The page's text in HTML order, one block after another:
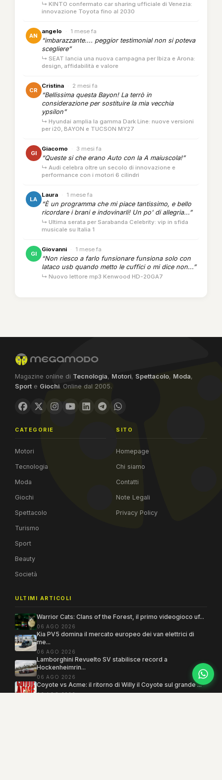
↳ KINTO confermato car sharing ufficiale di Venezia:
innovazione Toyota fino al 2030
AN
angelo · 1 mese fa
“imbarazzante.... peggior testimonial non si poteva
scegliere”
↳ SEAT lancia una nuova campagna per Ibiza e Arona:
design, affidabilità e valore
CR
Cristina · 2 mesi fa
“Bellissima questa Bayon! La terrò in
considerazione per sostituire la mia vecchia
ypsilon”
↳ Hyundai amplia la gamma Dark Line: nuove versioni
per i20, BAYON e TUCSON MY27
GI
Giacomo · 3 mesi fa
“Queste si che erano Auto con la A maiuscola!”
↳ Audi celebra oltre un secolo di innovazione e
performance con i motori 6 cilindri
LA
Laura · 1 mese fa
“È un programma che mi piace tantissimo, e bello
ricordare i brani e indovinarli! Un po' di allegria...”
↳ Ultima serata per Sarabanda Celebrity: vip in sfida
musicale su Italia 1
GI
Giovanni · 1 mese fa
“Non riesco a farlo funsionare funsiona solo con
lataco usb quando metto le cuffici o mi dice non...”
↳ Nuovo lettore mp3 Kenwood HD-20GA7
Magazine online di Tecnologia, Motori, Spettacolo, Moda,
Sport e Giochi. Online dal 2005.
CATEGORIE
Motori
Tecnologia
Moda
Giochi
Spettacolo
Turismo
Sport
Beauty
Società
SITO
Homepage
Chi siamo
Contatti
Note Legali
Privacy Policy
ULTIMI ARTICOLI
Warrior Cats: Clans of the Forest, il primo videogioco uf...
06 AGO 2026
Kia PV5 domina il mercato europeo dei van elettrici di
me...
06 AGO 2026
Lamborghini Revuelto SV stabilisce record a
Hockenheimrin...
06 AGO 2026
Coyote vs Acme: il ritorno di Willy il Coyote sul grande ...
06 AGO 2026